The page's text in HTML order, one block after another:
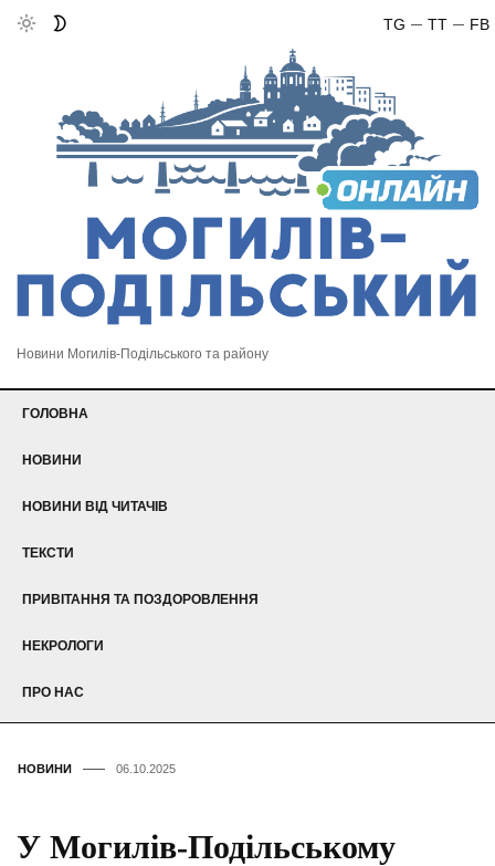
FB
TT
TG
Новини Могилів-Подільського та району
ГОЛОВНА
НОВИНИ
НОВИНИ ВІД ЧИТАЧІВ
ТЕКСТИ
ПРИВІТАННЯ ТА ПОЗДОРОВЛЕННЯ
НЕКРОЛОГИ
ПРО НАС
НОВИНИ 06.10.2025
У Могилів-Подільському